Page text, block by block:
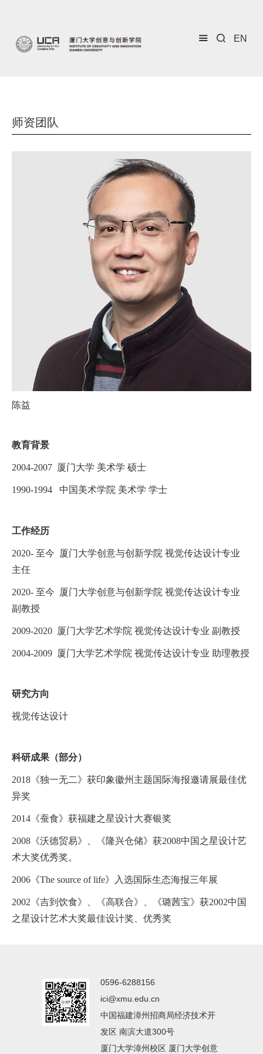
EN
师资团队
陈益
教育背景
2004-2007 厦门大学 美术学 硕士
1990-1994 中国美术学院 美术学 学士
工作经历
2020- 至今 厦门大学创意与创新学院 视觉传达设计专业
主任
2020- 至今 厦门大学创意与创新学院 视觉传达设计专业
副教授
2009-2020 厦门大学艺术学院 视觉传达设计专业 副教授
2004-2009 厦门大学艺术学院 视觉传达设计专业 助理教授
研究方向
视觉传达设计
科研成果（部分）
2018《独一无二》获印象徽州主题国际海报邀请展最佳优
异奖
2014《蚕食》获福建之星设计大赛银奖
2008《沃德贸易》、《隆兴仓储》获2008中国之星设计艺
术大奖优秀奖。
2006《The source of life》入选国际生态海报三年展
2002《吉到饮食》、《高联合》、《璐茜宝》获2002中国
之星设计艺术大奖最佳设计奖、优秀奖
0596-6288156
ici@xmu.edu.cn
中国福建漳州招商局经济技术开
发区 南滨大道300号
厦门大学漳州校区 厦门大学创意